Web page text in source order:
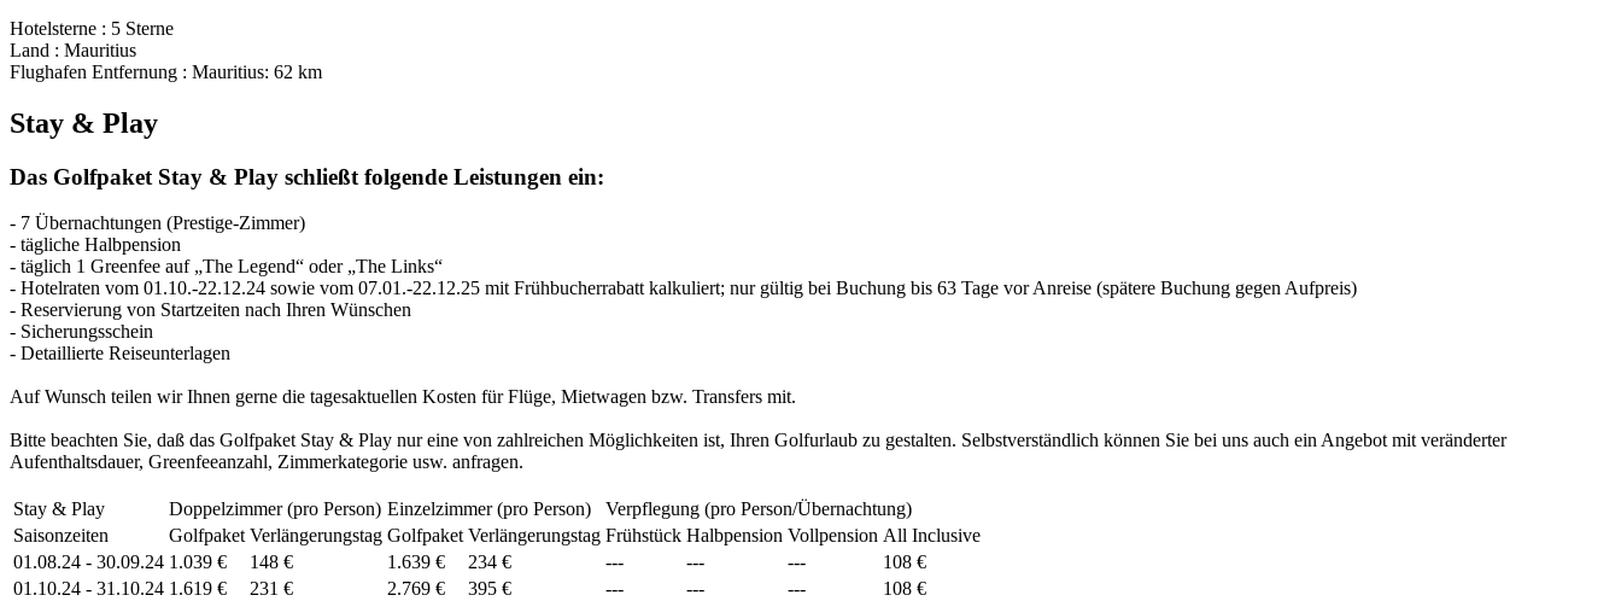
Hotelsterne : 5 Sterne
Land : Mauritius
Flughafen Entfernung : Mauritius: 62 km
Stay & Play
Das Golfpaket Stay & Play schließt folgende Leistungen ein:
- 7 Übernachtungen (Prestige-Zimmer)
- tägliche Halbpension
- täglich 1 Greenfee auf „The Legend“ oder „The Links“
- Hotelraten vom 01.10.-22.12.24 sowie vom 07.01.-22.12.25 mit Frühbucherrabatt kalkuliert; nur gültig bei Buchung bis 63 Tage vor Anreise (spätere Buchung gegen Aufpreis)
- Reservierung von Startzeiten nach Ihren Wünschen
- Sicherungsschein
- Detaillierte Reiseunterlagen
Auf Wunsch teilen wir Ihnen gerne die tagesaktuellen Kosten für Flüge, Mietwagen bzw. Transfers mit.
Bitte beachten Sie, daß das Golfpaket Stay & Play nur eine von zahlreichen Möglichkeiten ist, Ihren Golfurlaub zu gestalten. Selbstverständlich können Sie bei uns auch ein Angebot mit veränderter
Aufenthaltsdauer, Greenfeeanzahl, Zimmerkategorie usw. anfragen.
Stay & Play Doppelzimmer (pro Person) Einzelzimmer (pro Person)
Verpflegung (pro Person/Übernachtung)
Saisonzeiten
Golfpaket Verlängerungstag Golfpaket Verlängerungstag Frühstück Halbpension Vollpension All Inclusive
01.08.24 - 30.09.24 1.039 € 148 € 1.639 € 234 € --- --- ---
108 €
01.10.24 - 31.10.24 1.619 € 231 € 2.769 € 395 € --- --- ---
108 €